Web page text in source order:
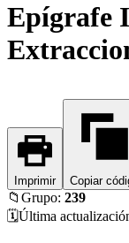
Epígrafe
Imprimir Copiar
📁 Grupo: 239
🗓️Última